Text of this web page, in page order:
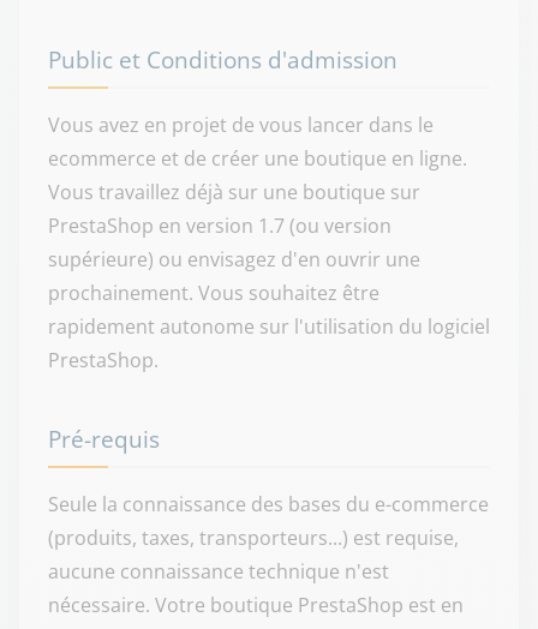
Public et Conditions d'admission
Vous avez en projet de vous lancer dans le
ecommerce et de créer une boutique en ligne.
Vous travaillez déjà sur une boutique sur
PrestaShop en version 1.7 (ou version
supérieure) ou envisagez d'en ouvrir une
prochainement. Vous souhaitez être
rapidement autonome sur l'utilisation du logiciel
PrestaShop.
Pré-requis
Seule la connaissance des bases du e-commerce
(produits, taxes, transporteurs...) est requise,
aucune connaissance technique n'est
nécessaire. Votre boutique PrestaShop est en